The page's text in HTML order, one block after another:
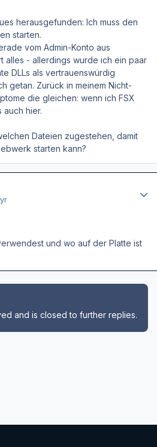
herausgefunden: Ich muss den
starten.
vom Admin-Konto aus
alles - allerdings wurde ich ein paar
DLLs als vertrauenswürdig
getan. Zurück in meinem Nicht-
die gleichen: wenn ich FSX
auch hier.
Dateien zugestehen, damit
starten kann?
und wo auf der Platte ist
and is closed to further replies.